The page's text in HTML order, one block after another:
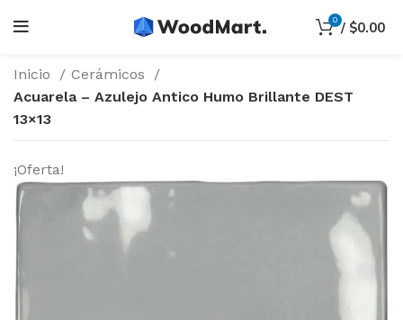
0 / $0.00
Inicio
Cerámicos
Acuarela – Azulejo Antico Humo Brillante DEST
13×13
¡Oferta!